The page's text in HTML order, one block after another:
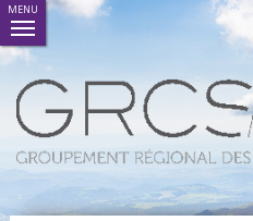
MENU